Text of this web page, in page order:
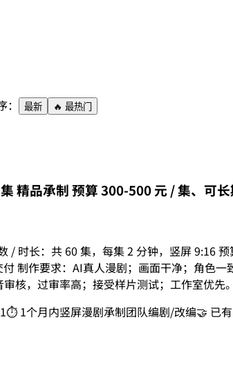
： 最新 🔥 最热门
精品承制 预算 300-500 元 / 集、可
/ 时长：共 60 集，每集 2 分钟，竖屏
制作要求：AI真人漫剧；画面干净；角色
核，过审率高；接受样片测试；工作室优先
⏱ 1个月内竖屏漫剧承制团队编剧/改编🤝 已有